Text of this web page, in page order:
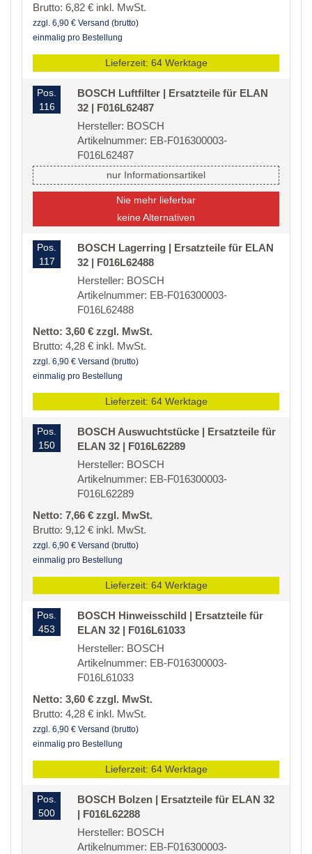
Brutto: 6,82 € inkl. MwSt.
zzgl. 6,90 € Versand (brutto)
einmalig pro Bestellung
Lieferzeit: 64 Werktage
Pos.
116
BOSCH Luftfilter | Ersatzteile für ELAN
32 | F016L62487
Hersteller: BOSCH
Artikelnummer: EB-F016300003-
F016L62487
nur Informationsartikel
Nie mehr lieferbar
keine Alternativen
Pos.
117
BOSCH Lagerring | Ersatzteile für ELAN
32 | F016L62488
Hersteller: BOSCH
Artikelnummer: EB-F016300003-
F016L62488
Netto: 3,60 € zzgl. MwSt.
Brutto: 4,28 € inkl. MwSt.
zzgl. 6,90 € Versand (brutto)
einmalig pro Bestellung
Lieferzeit: 64 Werktage
Pos.
150
BOSCH Auswuchtstücke | Ersatzteile für
ELAN 32 | F016L62289
Hersteller: BOSCH
Artikelnummer: EB-F016300003-
F016L62289
Netto: 7,66 € zzgl. MwSt.
Brutto: 9,12 € inkl. MwSt.
zzgl. 6,90 € Versand (brutto)
einmalig pro Bestellung
Lieferzeit: 64 Werktage
Pos.
453
BOSCH Hinweisschild | Ersatzteile für
ELAN 32 | F016L61033
Hersteller: BOSCH
Artikelnummer: EB-F016300003-
F016L61033
Netto: 3,60 € zzgl. MwSt.
Brutto: 4,28 € inkl. MwSt.
zzgl. 6,90 € Versand (brutto)
einmalig pro Bestellung
Lieferzeit: 64 Werktage
Pos.
500
BOSCH Bolzen | Ersatzteile für ELAN 32
| F016L62288
Hersteller: BOSCH
Artikelnummer: EB-F016300003-